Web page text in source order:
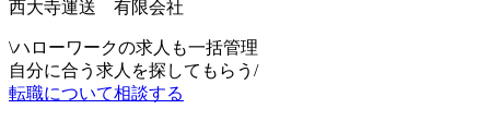
西大寺運送 有限会社
\ハローワークの求人も一括管理
自分に合う求人を探してもらう /
転職について相談する